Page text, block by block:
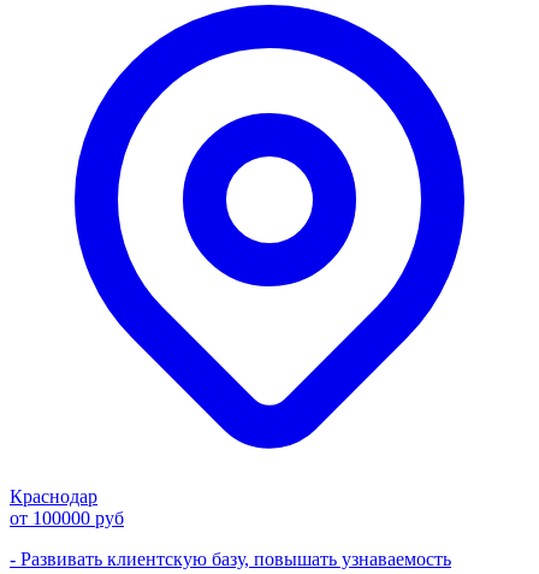
Краснодар
от 100000 руб
- Развивать клиентскую базу, повышать узнаваемость